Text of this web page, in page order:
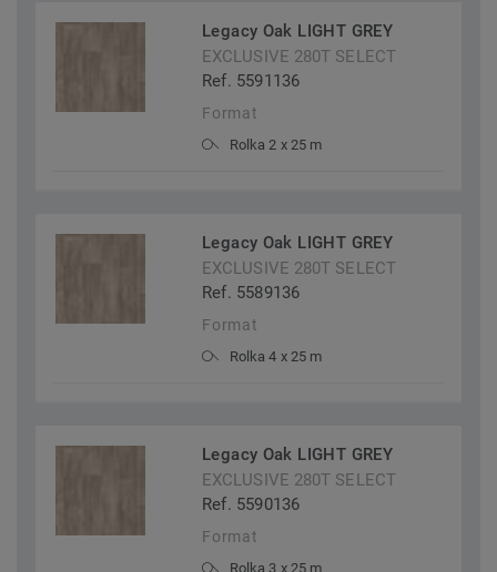
Legacy Oak LIGHT GREY
EXCLUSIVE 280T SELECT
Ref. 5591136
Format
Rolka 2 x 25 m
Legacy Oak LIGHT GREY
EXCLUSIVE 280T SELECT
Ref. 5589136
Format
Rolka 4 x 25 m
Legacy Oak LIGHT GREY
EXCLUSIVE 280T SELECT
Ref. 5590136
Format
Rolka 3 x 25 m